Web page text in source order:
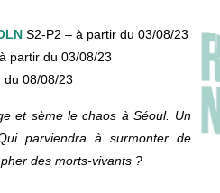
S2-P2 – à partir du 03/08/23
partir du 03/08/23
du 08/08/23
et sème le chaos à Séoul. Un
parviendra à surmonter de
des morts-vivants ?